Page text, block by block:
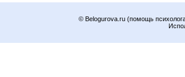
© Belogurova.ru (помощь